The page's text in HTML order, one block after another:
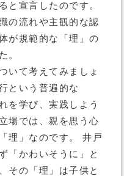
と宣言したのです。
の流れや主観的な認
が規範的な「理」の
。
いて考えてみましょ
という普遍的な
を学び、実践しよう
場では、親を思う心
理」なのです。 井戸
「かわいそうに」と
その「理」は子供と